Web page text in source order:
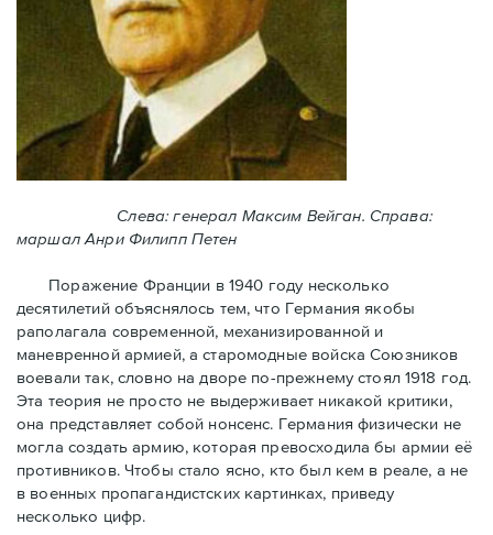
Слева: генерал Максим Вейган. Справа:
маршал Анри Филипп Петен
Поражение Франции в 1940 году несколько
десятилетий объяснялось тем, что Германия якобы
раполагала современной, механизированной и
маневренной армией, а старомодные войска Союзников
воевали так, словно на дворе по-прежнему стоял 1918 год.
Эта теория не просто не выдерживает никакой критики,
она представляет собой нонсенс. Германия физически не
могла создать армию, которая превосходила бы армии её
противников. Чтобы стало ясно, кто был кем в реале, а не
в военных пропагандистских картинках, приведу
несколько цифр.